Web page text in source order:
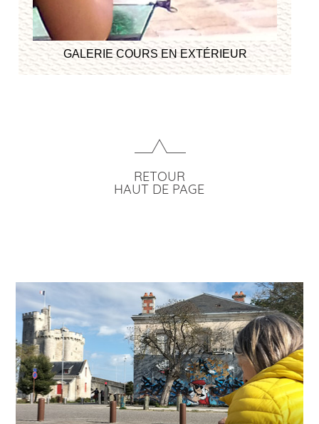
GALERIE COURS EN EXTÉRIEUR
RETOUR
HAUT DE PAGE